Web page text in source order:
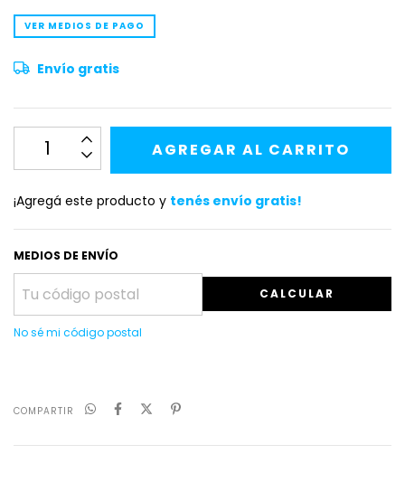
VER MEDIOS DE PAGO
Envío gratis
¡Agregá este producto y tenés envío gratis!
MEDIOS DE ENVÍO
CALCULAR
No sé mi código postal
COMPARTIR